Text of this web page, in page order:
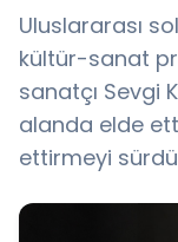
Uluslararası
kültür-sanat
sanatçı Sevgi
alanda elde
ettirmeyi